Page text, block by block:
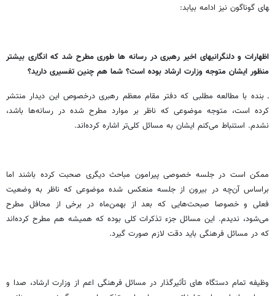
های گوناگون نیز ادامه بیابد:
اظهارات و دلنگرانی­های اخیر رهبری در رسانه­ ها طوری مطرح شد که انگاری بیشتر
منظور ایشان متوجه وزارت ارشاد بوده است؟ شما هم چنین تفسیری دارید؟
ـ بنده با مطالعه مطلبی که دفتر مقام معظم رهبری درخصوص این دیدار منتشر
کرده است، متوجه موضوعی که ناظر بر موارد مطرح شده در رسانه‌ها باشد،
نشدم. استنباط می‌کنم ایشان به مسائل کلی‌تر اشاره کرده‌اند.
ممکن است در جلسه خصوصی پیرامون مباحث دیگری صحبت کرده باشند اما
براساس آن‌چه در بیرون از جلسه منعکس شده موضوعی که ناظر به وضعیت
فعلی و خصوصا صبحت‌هایی که بعد از بهمن‌ماه در برخی از محافل مطرح
می‌شود، ندیدم. این مسائل جزء تذکرات کلی بوده که همیشه هم مطرح کرده‌اند
که در مسائل فرهنگی باید دقت لازم صورت گیرد.
وظیفه تمام دستگاه های تأثیرگذار در مسائل فرهنگی اعم از وزارت ارشاد، صدا و